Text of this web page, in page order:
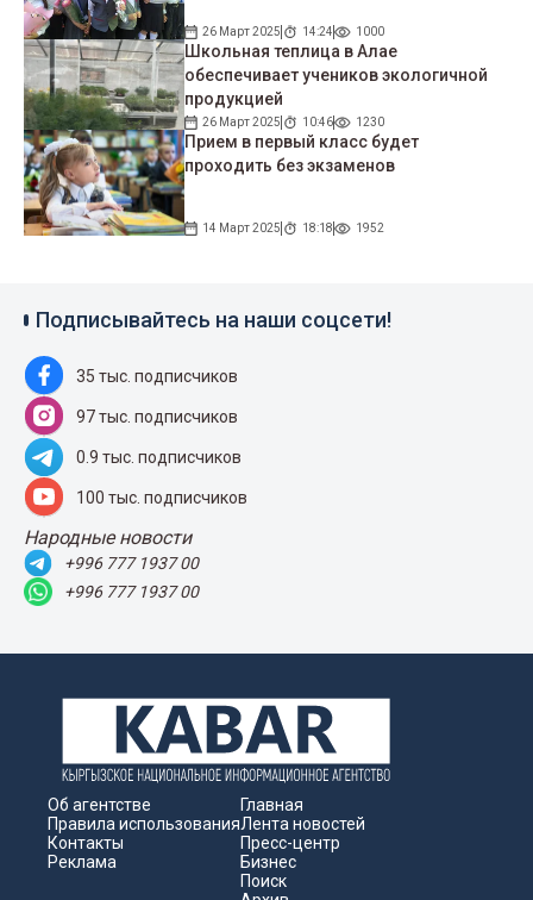
26 Март 2025 14:24 1000
Школьная теплица в Алае
обеспечивает учеников экологичной
продукцией
26 Март 2025 10:46 1230
Прием в первый класс будет
проходить без экзаменов
14 Март 2025 18:18 1952
Подписывайтесь на наши соцсети!
35 тыс. подписчиков
97 тыс. подписчиков
0.9 тыс. подписчиков
100 тыс. подписчиков
Народные новости
+996 777 1937 00
+996 777 1937 00
Об агентстве
Правила использования
Контакты
Реклама
Главная
Лента новостей
Пресс-центр
Бизнес
Поиск